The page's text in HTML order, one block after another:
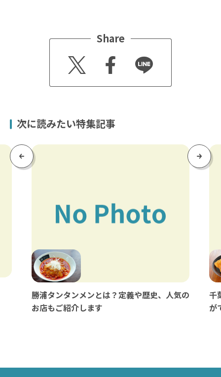
Share
Twitt
er
Faceb
ook
Line
次に読みたい特集記事
Previous
勝浦タンタンメンとは？定義や歴史、人気の
お店もご紹介します
千
が
Next